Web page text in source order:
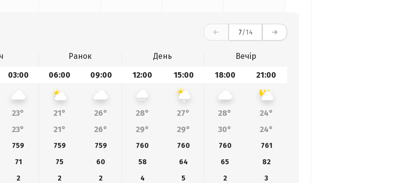
7/14
Ранок День
Вечір
03:00 06:00 09:00 12:00 15:00 18:00 21:00
23° 21° 26° 28° 27° 28°
24°
23° 21° 26° 29° 29° 30° 24°
759 759 759 760 760 760
761
71 75 60 58 64 65
82
2 2 2 4 5 2
3